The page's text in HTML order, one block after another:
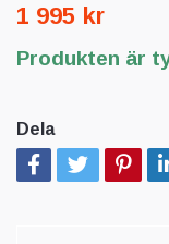
1 995 kr
Produkten är
Dela